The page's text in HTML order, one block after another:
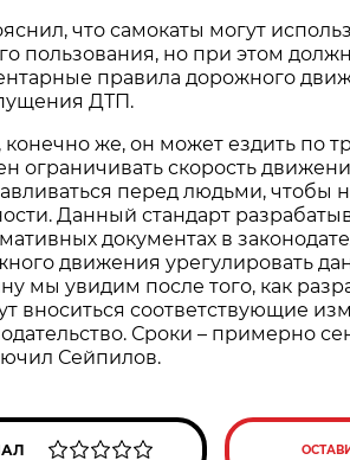
что самокаты могут
пользования, но при этом
правила дорожного
ДТП.
конечно же, он может ездить по
ограничивать скорость
перед людьми, чтобы
Данный стандарт
документах в
движения урегулировать
мы увидим после того, как
вноситься соответствующие
Сроки – примерно
Сейпилов.